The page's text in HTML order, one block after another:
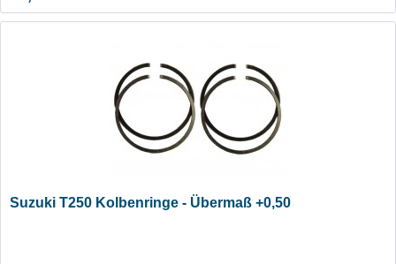
Suzuki T250 Kolbenringe - Übermaß +0,50